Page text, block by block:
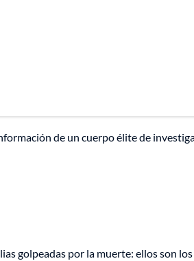
de un cuerpo élite de
golpeadas por la muerte: ellos son